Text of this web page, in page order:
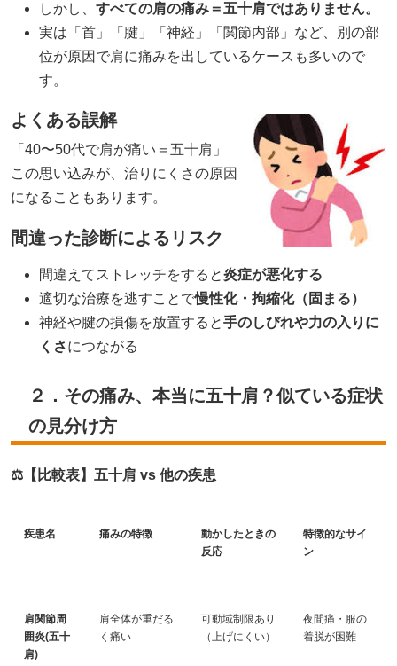
しかし、 すべての肩の痛み＝五十肩ではありません。
実は「首」「腱」「神経」「関節内部」など、別の部
位が原因で肩に痛みを出しているケースも多いので
す。
よくある誤解
「40〜50代で肩が痛い＝五十肩」
この思い込みが、治りにくさの原因
になることもあります。
間違った診断によるリスク
間違えてストレッチをすると炎症が悪化する
適切な治療を逃すことで慢性化・拘縮化（固まる）
神経や腱の損傷を放置すると手のしびれや力の入りに
くさにつながる
２．その痛み、本当に五十肩？似ている症状
の見分け方
⚖️【比較表】五十肩 vs 他の疾患
疾患名 痛みの特徴
動かしたときの
反応
特徴的なサイ
ン
肩関節周
囲炎(五十
肩)
肩全体が重だる
く痛い
可動域制限あり
（上げにくい）
夜間痛・服の
着脱が困難